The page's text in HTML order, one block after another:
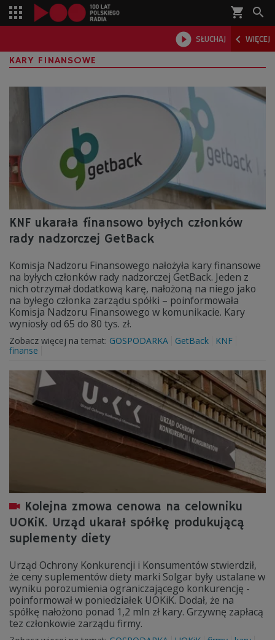
shopping_cart 
 SŁUCHAJ  WIĘCEJ

KARY FINANSOWE
KNF ukarała finansowo byłych członków
rady nadzorczej GetBack
Komisja Nadzoru Finansowego nałożyła kary finansowe
na byłych członków rady nadzorczej GetBack. Jeden z
nich otrzymał dodatkową karę, nałożoną na niego jako
na byłego członka zarządu spółki – poinformowała
Komisja Nadzoru Finansowego w komunikacie. Kary
wyniosły od 65 do 80 tys. zł.
Zobacz więcej na temat: GOSPODARKA GetBack
KNF
finanse
Kolejna zmowa cenowa na celowniku
UOKiK. Urząd ukarał spółkę produkującą
suplementy diety
Urząd Ochrony Konkurencji i Konsumentów stwierdził,
że ceny suplementów diety marki Solgar były ustalane w
wyniku porozumienia ograniczającego konkurencję -
poinformował w poniedziałek UOKiK. Dodał, że na
spółkę nałożono ponad 1,2 mln zł kary. Grzywnę zapłacą
tez członkowie zarządu firmy.